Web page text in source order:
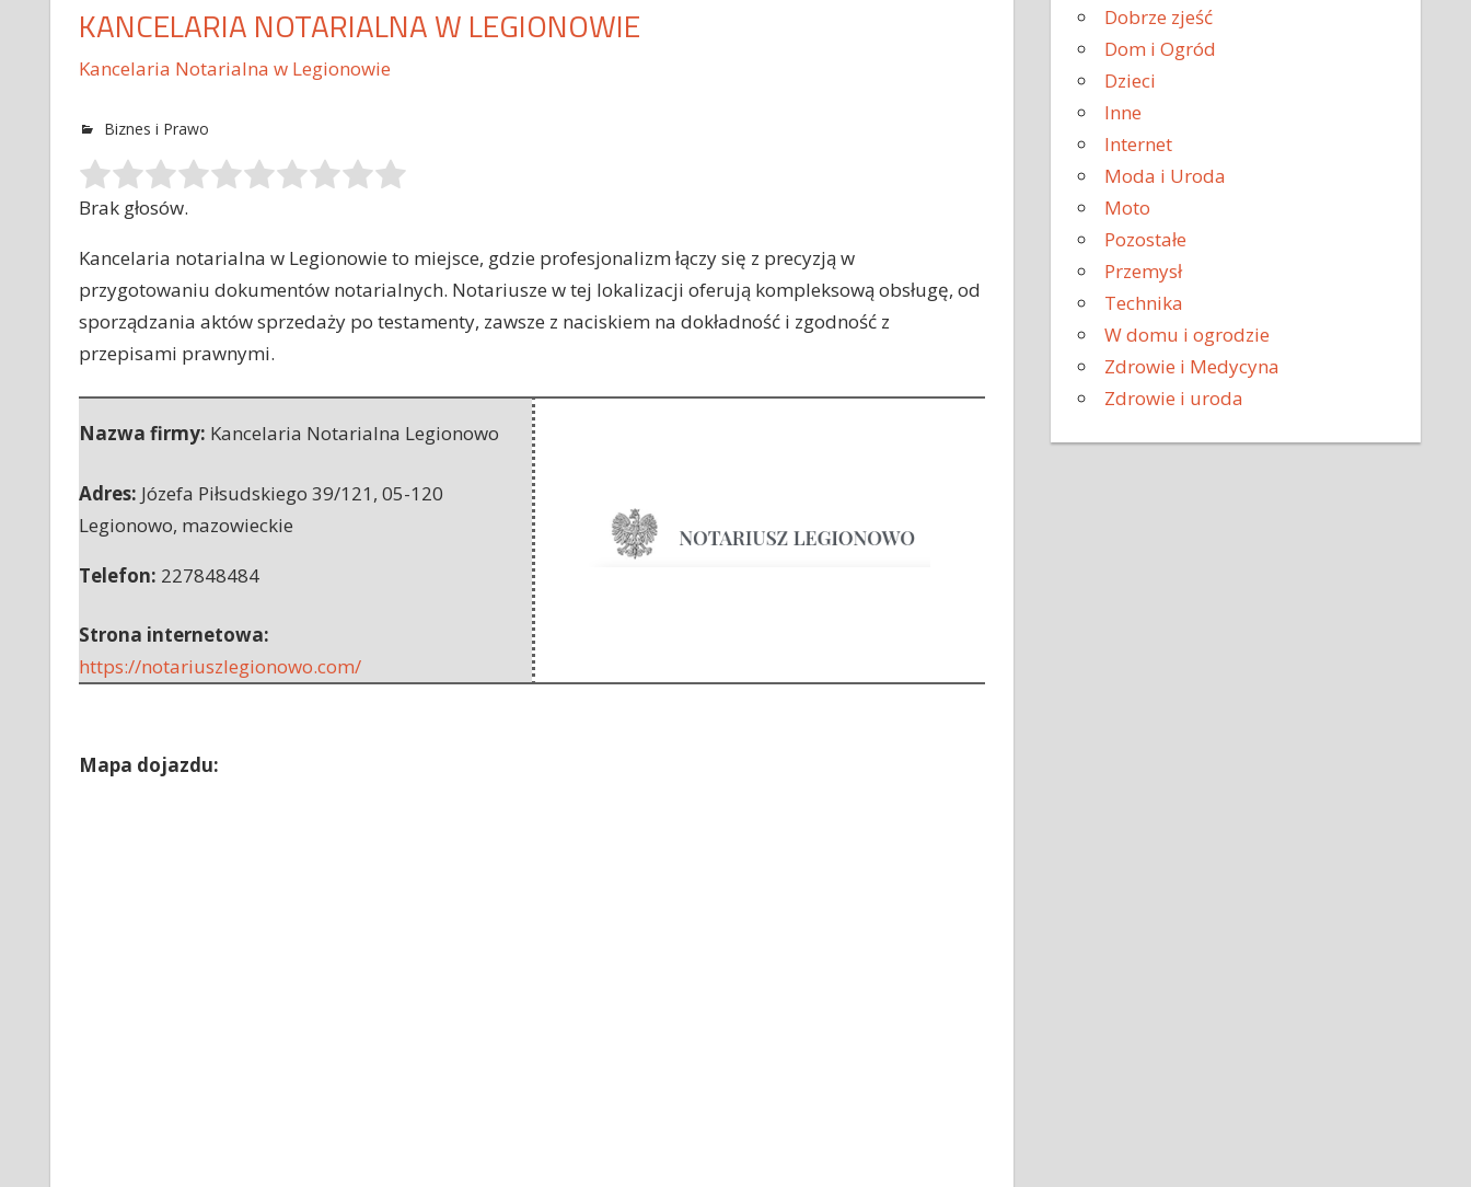
KANCELARIA NOTARIALNA W LEGIONOWIE
Kancelaria Notarialna w Legionowie
Biznes i Prawo
Brak głosów.
Kancelaria notarialna w Legionowie to miejsce, gdzie profesjonalizm łączy się z precyzją w
przygotowaniu dokumentów notarialnych. Notariusze w tej lokalizacji oferują kompleksową obsługę, od
sporządzania aktów sprzedaży po testamenty, zawsze z naciskiem na dokładność i zgodność z
przepisami prawnymi.
Nazwa firmy: Kancelaria Notarialna Legionowo
Adres: Józefa Piłsudskiego 39/121 , 05-120
Legionowo, mazowieckie
Telefon: 227848484
Strona internetowa:
https://notariuszlegionowo.com/
Mapa dojazdu:
Dobrze zjeść
Dom i Ogród
Dzieci
Inne
Internet
Moda i Uroda
Moto
Pozostałe
Przemysł
Technika
W domu i ogrodzie
Zdrowie i Medycyna
Zdrowie i uroda